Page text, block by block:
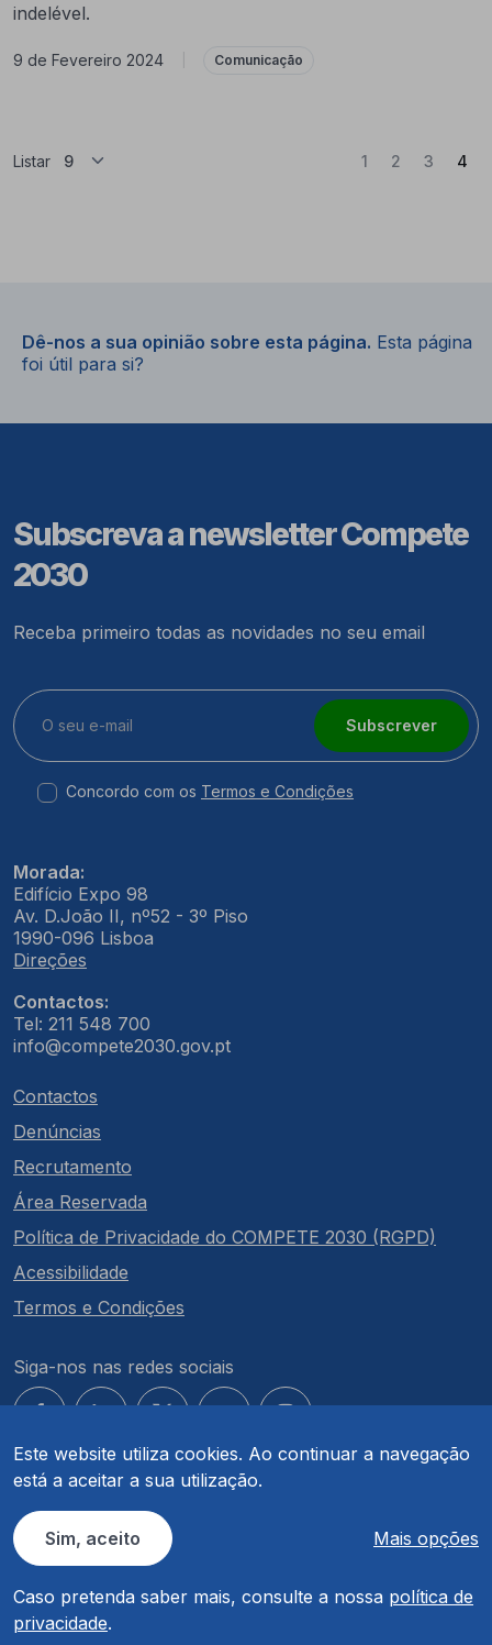
Este website utiliza cookies. Ao continuar a navegação
está a aceitar a sua utilização.
Sim, aceito Mais opções
Caso pretenda saber mais, consulte a nossa política de
privacidade.
indelével.
9 de Fevereiro 2024 Comunicação
Listar 1 2 3 4
Dê-nos a sua opinião sobre esta página. Esta página
foi útil para si?
Subscreva a newsletter Compete
2030
Receba primeiro todas as novidades no seu email
Subscrever
Concordo com os Termos e Condições
Morada:
Edifício Expo 98
Av. D.João II, nº52 - 3º Piso
1990-096 Lisboa
Direções
Contactos:
Tel: 211 548 700
info@compete2030.gov.pt
Contactos
Denúncias
Recrutamento
Área Reservada
Política de Privacidade do COMPETE 2030 (RGPD)
Acessibilidade
Termos e Condições
Siga-nos nas redes sociais
© COMPETE 2030. Todos os direitos reservados.